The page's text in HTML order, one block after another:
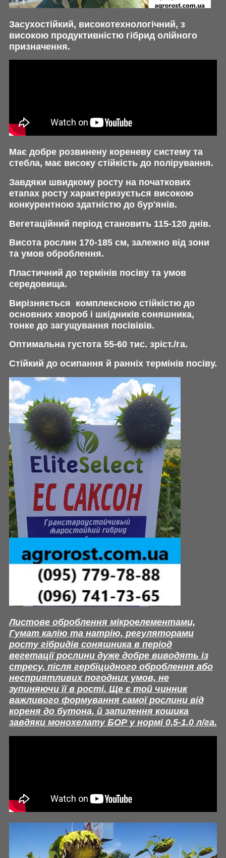
Засухостійкий, високотехнологічний, з
високою продуктивністю гібрид олійного
призначення.
Має добре розвинену кореневу систему та
стебла, має високу стійкість до полірування.
Завдяки швидкому росту на початкових
етапах росту характеризується високою
конкурентною здатністю до бур'янів.
Вегетаційний період становить 115-120 днів.
Висота рослин 170-185 см, залежно від зони
та умов оброблення.
Пластичний до термінів посіву та умов
середовища.
Вирізняється комплексною стійкістю до
основних хвороб і шкідників соняшника,
тонке до загущування посівівів.
Оптимальна густота 55-60 тис. зріст./га.
Стійкий до осипання й ранніх термінів посіву.
Листове оброблення мікроелементами,
Гумат калію та натрію, регуляторами
росту гібридів соняшника в період
вегетації рослини дуже добре виводять із
стресу, після гербіцидного оброблення або
несприятливих погодних умов, не
зупиняючи її в рості. Ще є той чинник
важливого формування самої рослини від
кореня до бутона, й запилення кошика
завдяки монохелату БОР у нормі 0,5-1,0 л/га.